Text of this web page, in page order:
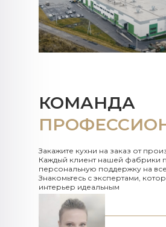
КОМАНДА
Закажите кухни на заказ от
Каждый клиент нашей фабрики
персональную поддержку на
Знакомьтесь с экспертами,
интерьер идеальным